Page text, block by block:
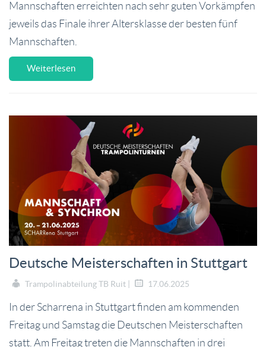
Mannschaften erreichten nach sehr guten Vorkämpfen
jeweils das Finale ihrer Altersklasse der besten fünf
Mannschaften.
Weiterlesen
Deutsche Meisterschaften in Stuttgart
Trampolinabteilung TB Ruit | 17.06.2025
In der Scharrena in Stuttgart finden am kommenden
Freitag und Samstag die Deutschen Meisterschaften
statt. Am Freitag treten die Mannschaften in drei